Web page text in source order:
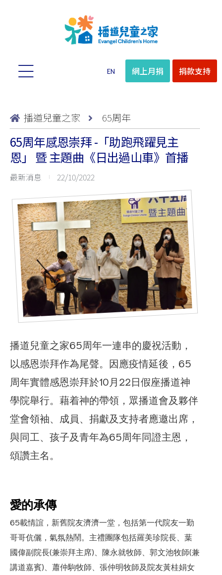
EN 網上月捐 捐款支持
播道兒童之家 65周年
65周年感恩崇拜 -「助跑飛躍見主
恩」 暨 主題曲《日出過山車》首播
最新消息 22/10/2022
播道兒童之家65周年一連串的慶祝活動，
以感恩崇拜作為尾聲。因應疫情延後，65
周年實體感恩崇拜於10月22日假座播道神
學院舉行。藉着神的帶領，眾播道會及夥伴
堂會領袖、成員、捐獻及支持者應邀出席，
與同工、孩子及青年為65周年同證主恩，
頌讚主名。
愛的承傳
65載情誼，新舊院友濟濟一堂，包括第一代院友一勤
哥哥伉儷，氣氛熱鬧。主禮團隊包括羅美珍院長、葉
國偉副院長(兼崇拜主席)、陳永就牧師、郭文池牧師(兼
講道嘉賓)、蕭仲駒牧師、張仲明牧師及院友黃桂娟女
服務